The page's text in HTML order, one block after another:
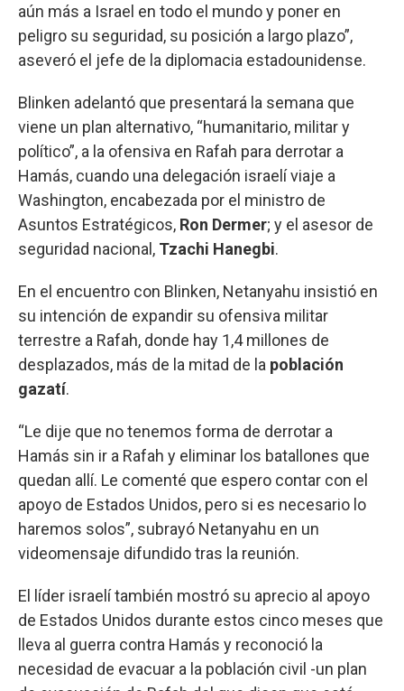
aún más a Israel en todo el mundo y poner en
peligro su seguridad, su posición a largo plazo”,
aseveró el jefe de la diplomacia estadounidense.
Blinken adelantó que presentará la semana que
viene un plan alternativo, “humanitario, militar y
político”, a la ofensiva en Rafah para derrotar a
Hamás, cuando una delegación israelí viaje a
Washington, encabezada por el ministro de
Asuntos Estratégicos, Ron Dermer; y el asesor de
seguridad nacional, Tzachi Hanegbi.
En el encuentro con Blinken, Netanyahu insistió en
su intención de expandir su ofensiva militar
terrestre a Rafah, donde hay 1,4 millones de
desplazados, más de la mitad de la población
gazatí.
“Le dije que no tenemos forma de derrotar a
Hamás sin ir a Rafah y eliminar los batallones que
quedan allí. Le comenté que espero contar con el
apoyo de Estados Unidos, pero si es necesario lo
haremos solos”, subrayó Netanyahu en un
videomensaje difundido tras la reunión.
El líder israelí también mostró su aprecio al apoyo
de Estados Unidos durante estos cinco meses que
lleva al guerra contra Hamás y reconoció la
necesidad de evacuar a la población civil -un plan